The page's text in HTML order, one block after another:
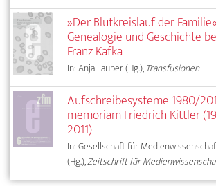
»Der Blutkreislauf der
Genealogie und Geschichte
Franz Kafka
In: Anja Lauper (Hg.),Transfusionen
Aufschreibesysteme 1980/
memoriam Friedrich Kittler
2011)
In: Gesellschaft für
(Hg.),Zeitschrift für